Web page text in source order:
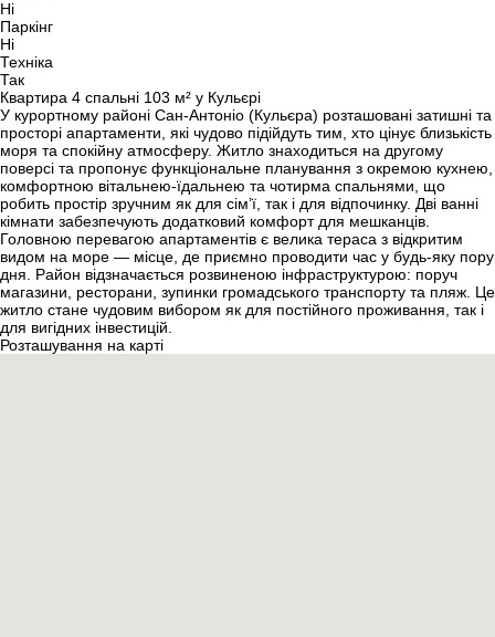
Ні
Паркінг
Ні
Техніка
Так
Квартира 4 спальні 103 м² у Кульєрі
У курортному районі Сан-Антоніо (Кульєра) розташовані затишні та
просторі апартаменти, які чудово підійдуть тим, хто цінує близькість
моря та спокійну атмосферу. Житло знаходиться на другому
поверсі та пропонує функціональне планування з окремою кухнею,
комфортною вітальнею-їдальнею та чотирма спальнями, що
робить простір зручним як для сім’ї, так і для відпочинку. Дві ванні
кімнати забезпечують додатковий комфорт для мешканців.
Головною перевагою апартаментів є велика тераса з відкритим
видом на море — місце, де приємно проводити час у будь-яку пору
дня. Район відзначається розвиненою інфраструктурою: поруч
магазини, ресторани, зупинки громадського транспорту та пляж. Це
житло стане чудовим вибором як для постійного проживання, так і
для вигідних інвестицій.
Розташування на карті